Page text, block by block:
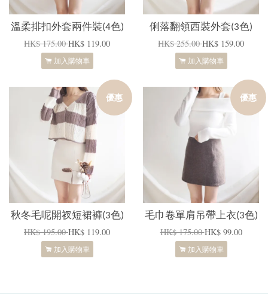
溫柔排扣外套兩件裝(4色)
HK$ 175.00HK$ 119.00
加入購物車
俐落翻領西裝外套(3色)
HK$ 255.00HK$ 159.00
加入購物車
優惠
秋冬毛呢開衩短裙褲(3色)
HK$ 195.00HK$ 119.00
加入購物車
優惠
毛巾卷單肩吊帶上衣(3色)
HK$ 175.00HK$ 99.00
加入購物車